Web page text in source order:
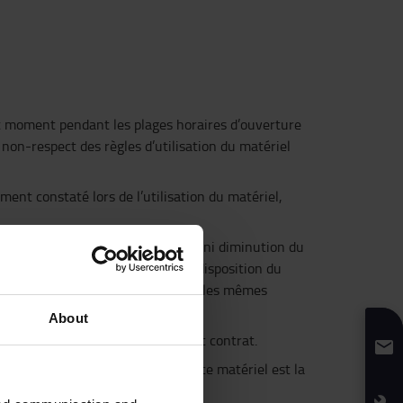
About
pendant les plages horaires d’ouverture
respect des règles d’utilisation du matériel
constaté lors de l’utilisation du matériel,
Locataire à aucune indemnité ni diminution du
huit heures, mettre à la disposition du
dans la mesure du possible les mêmes
des dispositions du présent contrat.
si la fourniture de ce matériel est la